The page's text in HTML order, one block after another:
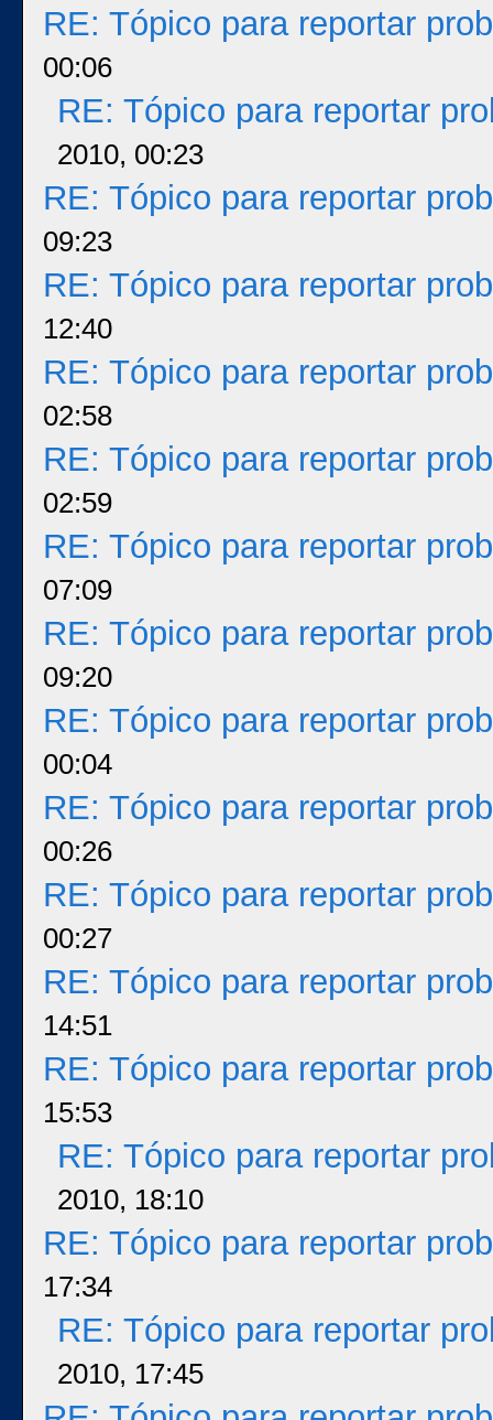
RE: Tópico para reportar
00:06
RE: Tópico para reportar
2010, 00:23
RE: Tópico para reportar
09:23
RE: Tópico para reportar
12:40
RE: Tópico para reportar
02:58
RE: Tópico para reportar
02:59
RE: Tópico para reportar
07:09
RE: Tópico para reportar
09:20
RE: Tópico para reportar
00:04
RE: Tópico para reportar
00:26
RE: Tópico para reportar
00:27
RE: Tópico para reportar
14:51
RE: Tópico para reportar
15:53
RE: Tópico para reportar
2010, 18:10
RE: Tópico para reportar
17:34
RE: Tópico para reportar
2010, 17:45